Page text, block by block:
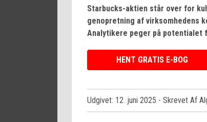
Starbucks-aktien står over for
genopretning af virksomhedens
Analytikere peger på potentialet
HENT GRATIS E-BOG
Udgivet: 12. juni 2025 - Skrevet Af